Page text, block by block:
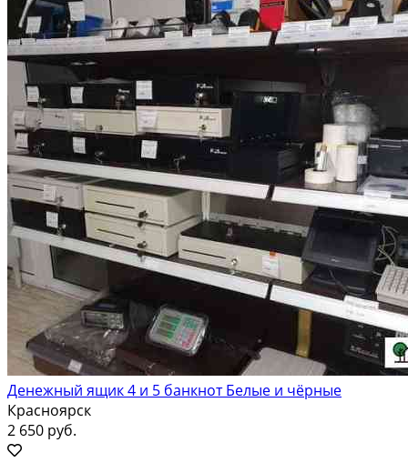
Денежный ящик 4 и 5 банкнот Белые и чёрные
Красноярск
2 650 руб.